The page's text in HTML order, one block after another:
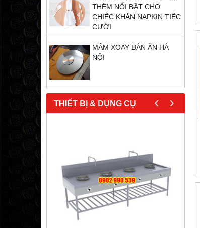
THÊM NỔI BẬT CHO
CHIẾC KHĂN NAPKIN TIỆC
CƯỚI
MÂM XOAY BÀN ĂN HÀ
NỘI
THIẾT BỊ & DỤNG CỤ ‹ ›